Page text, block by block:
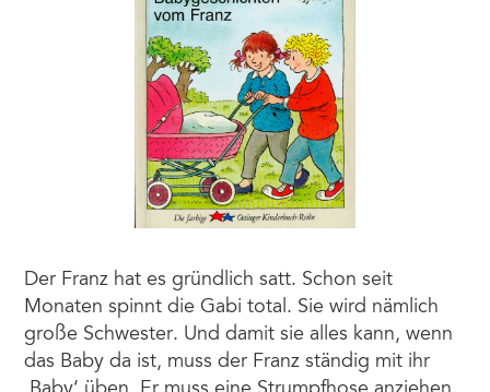
Der Franz hat es gründlich satt. Schon seit
Monaten spinnt die Gabi total. Sie wird nämlich
große Schwester. Und damit sie alles kann, wenn
das Baby da ist, muss der Franz ständig mit ihr